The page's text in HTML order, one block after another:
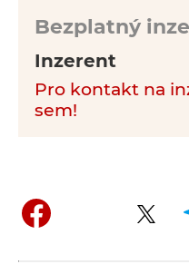
Bezplatný
Inzerent
Pro kontakt na
sem!